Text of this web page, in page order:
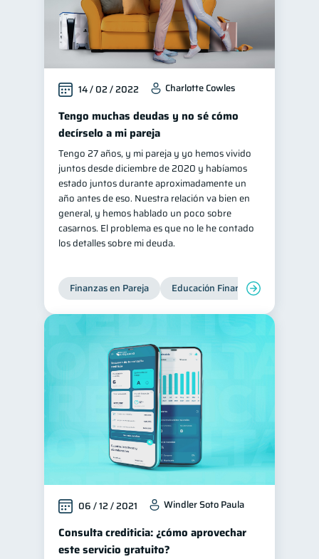
14 / 02 / 2022 Charlotte Cowles
Tengo muchas deudas y no sé cómo
decírselo a mi pareja
Tengo 27 años, y mi pareja y yo hemos vivido
juntos desde diciembre de 2020 y habíamos
estado juntos durante aproximadamente un
año antes de eso. Nuestra relación va bien en
general, y hemos hablado un poco sobre
casarnos. El problema es que no le he contado
los detalles sobre mi deuda.
Finanzas en Pareja Educación Financiera
06 / 12 / 2021 Windler Soto Paula
Consulta crediticia: ¿cómo aprovechar
este servicio gratuito?